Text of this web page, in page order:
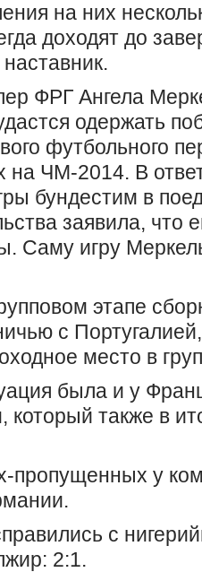
на них
доходят до
ФРГ Ангела
одержать
футбольного
на ЧМ-2014. В
бундестим в
заявила, что
Саму игру
этапе
с Португалией,
место в
была и у
также в
пропущенных у
с
2:1.